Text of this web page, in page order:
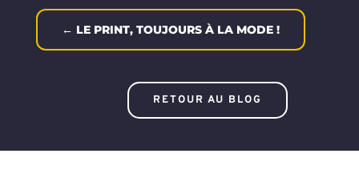
← LE PRINT, TOUJOURS À LA MODE !
RETOUR AU BLOG